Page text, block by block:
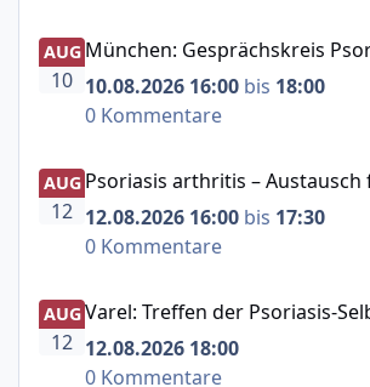
München: Gesprächskreis Psoriasis
AUG
10
München: Gesprächskreis
10.08.2026 16:00 bis 18:00
0 Kommentare
Psoriasis arthritis – Austausch für
AUG
12
Psoriasis arthritis –
12.08.2026 16:00 bis 17:30
0 Kommentare
Varel: Treffen der Psoriasis-
AUG
12
Varel: Treffen der Psoriasis-
12.08.2026 18:00
0 Kommentare